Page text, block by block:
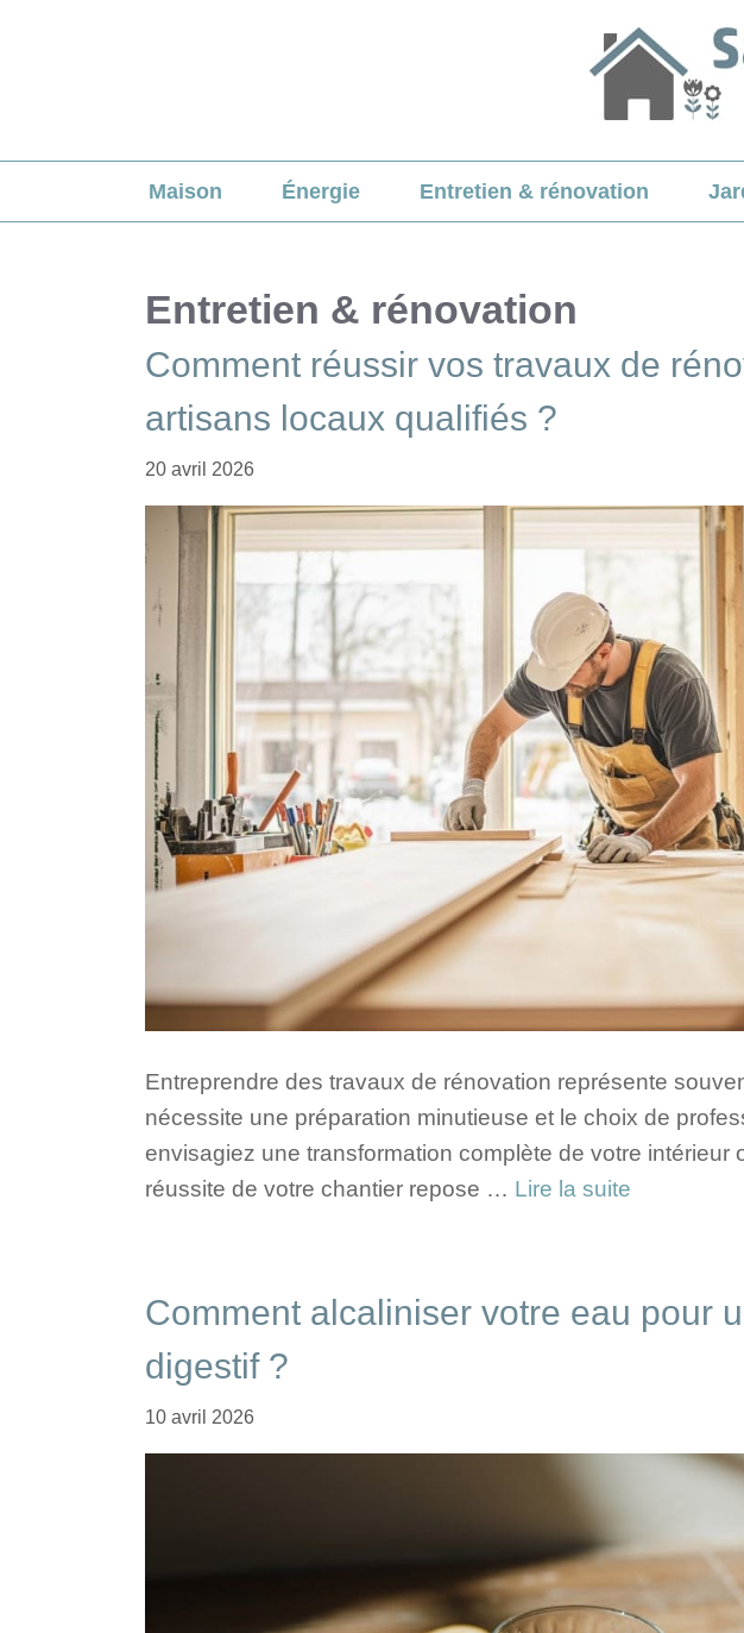
Maison Énergie Entretien & rénovation
Entretien & rénovation
Comment réussir vos travaux de
artisans locaux qualifiés ?
20 avril 2026
Entreprendre des travaux de rénovation représente
nécessite une préparation minutieuse et le choix de
envisagiez une transformation complète de votre intérieur
réussite de votre chantier repose … Lire la suite
Comment alcaliniser votre eau pour
digestif ?
10 avril 2026